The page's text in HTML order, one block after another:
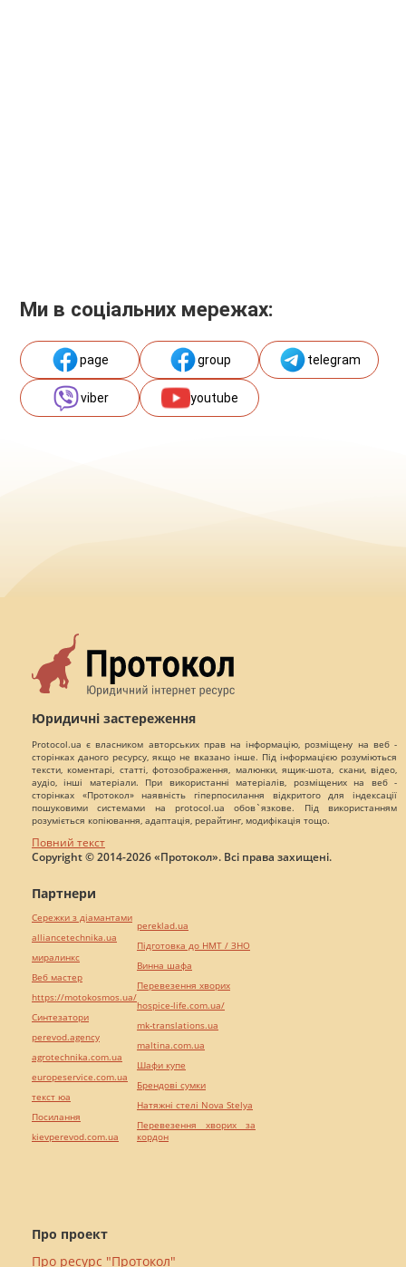
Ми в соціальних мережах:
page group telegram
viber youtube
Юридичні застереження
Protocol.ua є власником авторських прав на інформацію, розміщену на веб -
сторінках даного ресурсу, якщо не вказано інше. Під інформацією розуміються
тексти, коментарі, статті, фотозображення, малюнки, ящик-шота, скани, відео,
аудіо, інші матеріали. При використанні матеріалів, розміщених на веб -
сторінках «Протокол» наявність гіперпосилання відкритого для індексації
пошуковими системами на protocol.ua обов`язкове. Під використанням
розуміється копіювання, адаптація, рерайтинг, модифікація тощо.
Повний текст
Copyright © 2014-2026 «Протокол». Всі права захищені.
Про проект
Про ресурс "Протокол"
Партнери
Сережки з діамантами
alliancetechnika.ua
миралинкс
Веб мастер
https://motokosmos.ua/
Синтезатори
perevod.agency
agrotechnika.com.ua
europeservice.com.ua
текст юа
Посилання
kievperevod.com.ua
pereklad.ua
Підготовка до НМТ / ЗНО
Винна шафа
Перевезення хворих
hospice-life.com.ua/
mk-translations.ua
maltina.com.ua
Шафи купе
Брендові сумки
Натяжні стелі Nova Stelya
Перевезення хворих за
кордон